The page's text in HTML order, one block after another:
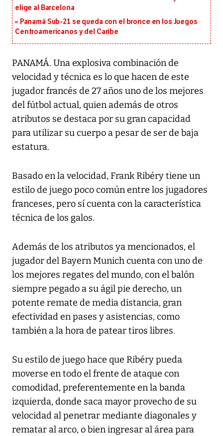
elige al Barcelona
Panamá Sub-21 se queda con el bronce en los Juegos
Centroamericanos y del Caribe
PANAMÁ. Una explosiva combinación de
velocidad y técnica es lo que hacen de este
jugador francés de 27 años uno de los mejores
del fútbol actual, quien además de otros
atributos se destaca por su gran capacidad
para utilizar su cuerpo a pesar de ser de baja
estatura.
Basado en la velocidad, Frank Ribéry tiene un
estilo de juego poco común entre los jugadores
franceses, pero sí cuenta con la característica
técnica de los galos.
Además de los atributos ya mencionados, el
jugador del Bayern Munich cuenta con uno de
los mejores regates del mundo, con el balón
siempre pegado a su ágil pie derecho, un
potente remate de media distancia, gran
efectividad en pases y asistencias, como
también a la hora de patear tiros libres.
Su estilo de juego hace que Ribéry pueda
moverse en todo el frente de ataque con
comodidad, preferentemente en la banda
izquierda, donde saca mayor provecho de su
velocidad al penetrar mediante diagonales y
rematar al arco, o bien ingresar al área para